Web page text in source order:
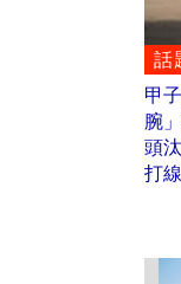
話
甲
腕
頭
打